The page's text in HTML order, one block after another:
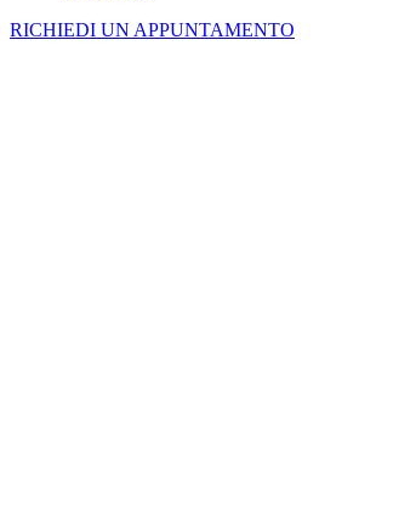
RICHIEDI UN APPUNTAMENTO